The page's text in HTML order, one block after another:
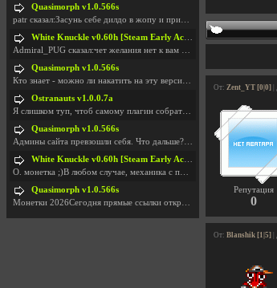
От: Zent_YT [0|0]
Репутация
0
От: Blanshik [1|5]
Quasimorph v1.0.566s
patr сказал:Засунь себе дилдо в жопу и пришли фотк
White Knuckle v0.60h [Steam Early Access]
Admiral_PUG сказал:чет желания нет к вам сюда захо
Quasimorph v1.0.566s
Кто знает - можно ли накатить на эту версию моды?
Ostranauts v1.0.0.7a
Я слишком туп, чтоб самому плагин собрать. И что-т
Quasimorph v1.0.566s
Админы сайта превзошли себя. Что дальше? Засунь се
White Knuckle v0.60h [Steam Early Access]
О. монетка ;)В любом случае, механика с поиском мо
Quasimorph v1.0.566s
Монетки 2026Сегодня прямые ссылки открываются посл